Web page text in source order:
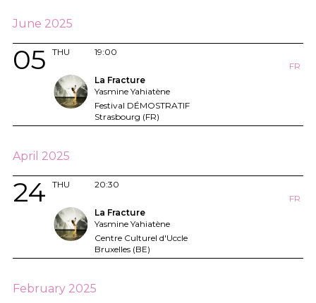
June 2025
THU
05
19:00
FR
La Fracture
Yasmine Yahiatène
Festival DÉMOSTRATIF
Strasbourg (FR)
April 2025
THU
24
20:30
FR
La Fracture
Yasmine Yahiatène
Centre Culturel d'Uccle
Bruxelles (BE)
February 2025